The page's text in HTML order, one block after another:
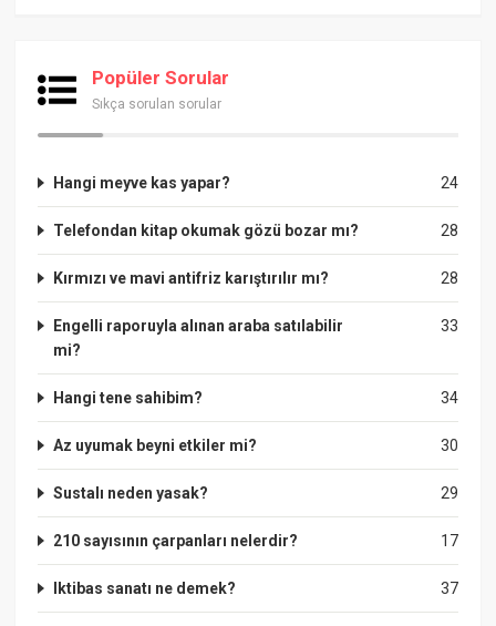
Popüler Sorular
Sıkça sorulan sorular
24
Hangi meyve kas yapar?
28
Telefondan kitap okumak gözü bozar mı?
28
Kırmızı ve mavi antifriz karıştırılır mı?
33
Engelli raporuyla alınan araba satılabilir
mi?
34
Hangi tene sahibim?
30
Az uyumak beyni etkiler mi?
29
Sustalı neden yasak?
17
210 sayısının çarpanları nelerdir?
37
Iktibas sanatı ne demek?